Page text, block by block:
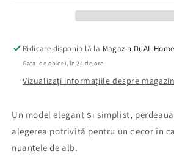
Ridicare disponibilă la Magazin DuAL
Gata, de obicei, în 24 de ore
Vizualizați informațiile despre magazin
Un model elegant și simplist,
alegerea potrivită pentru un decor în
nuanțele de alb.